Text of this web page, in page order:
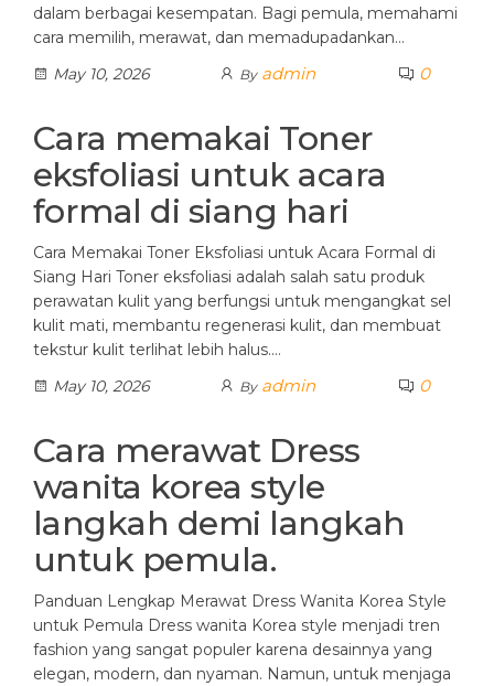
dalam berbagai kesempatan. Bagi pemula, memahami
cara memilih, merawat, dan memadupadankan…
May 10, 2026
By admin 0
Cara memakai Toner
eksfoliasi untuk acara
formal di siang hari
Cara Memakai Toner Eksfoliasi untuk Acara Formal di
Siang Hari Toner eksfoliasi adalah salah satu produk
perawatan kulit yang berfungsi untuk mengangkat sel
kulit mati, membantu regenerasi kulit, dan membuat
tekstur kulit terlihat lebih halus.…
May 10, 2026
By admin 0
Cara merawat Dress
wanita korea style
langkah demi langkah
untuk pemula.
Panduan Lengkap Merawat Dress Wanita Korea Style
untuk Pemula Dress wanita Korea style menjadi tren
fashion yang sangat populer karena desainnya yang
elegan, modern, dan nyaman. Namun, untuk menjaga